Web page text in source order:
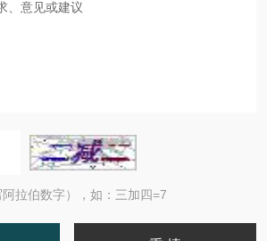
拉伯数字），如：三加四=7